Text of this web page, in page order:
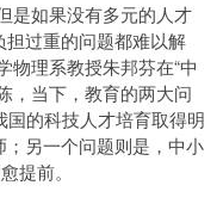
是如果没有多元的人才
过重的问题都难以解
物理系教授朱邦芬在“中
，当下，教育的两大问
的科技人才培育取得明
另一个问题则是，中小
提前。